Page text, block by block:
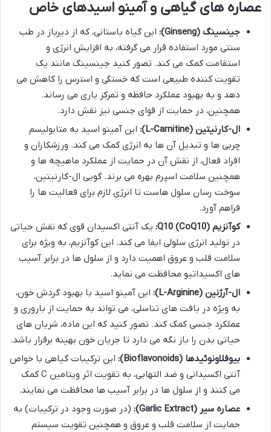
عصاره های گیاهی و آمینو اسیدهای خاص
جینسینگ (Ginseng):
این گیاه باستانی، که از دیرباز در طب
سنتی مورد استفاده قرار می گرفته، به افزایش انرژی و
استقامت کمک می کند. تصور کنید جینسینگ مانند یک
تقویت کننده طبیعی است که خستگی و استرس را کاهش می
دهد و به بهبود عملکرد حافظه و تمرکز یاری می رساند.
همچنین، در حمایت از قوای جنسی نیز نقش دارد.
ال-کارنیتین (L-Carnitine):
این آمینو اسید به متابولیسم
چربی ها و تبدیل آن ها به انرژی کمک می کند. ورزشکاران و
افراد فعال، از نقش آن در حمایت از عملکرد ماهیچه ها و
همچنین سلامت اسپرم بهره می برند. گویی ال-کارنیتین،
سوخت رسان سلول هاست تا انرژی لازم برای فعالیت ها را
فراهم آورد.
کوآنزیم Q10 (CoQ10):
یک آنتی اکسیدان قوی که نقش حیاتی
در تولید انرژی سلولی ایفا می کند. این کوآنزیم، به ویژه برای
سلامت قلب و عروق اهمیت دارد و از سلول ها در برابر آسیب
های اکسیداتیو محافظت می نماید.
ال-آرژنین (L-Arginine):
این آمینو اسید با بهبود گردش خون،
به ویژه در بافت های تناسلی، می تواند به حمایت از باروری و
عملکرد جنسی کمک کند. تصور کنید که این ماده، شریان های
حیاتی بدن را باز نگه می دارد تا جریان خون بهینه برقرار باشد.
بیوفلاونوئیدها (Bioflavonoids):
این ترکیبات گیاهی با خواص
آنتی اکسیدانی و ضد التهابی، به تقویت اثر ویتامین C کمک
می کنند و از سلول ها در برابر آسیب ها محافظت می نمایند.
عصاره سیر (Garlic Extract):
(در صورت وجود در ترکیبات) به
حمایت از سلامت قلب و عروق و همچنین تقویت سیستم